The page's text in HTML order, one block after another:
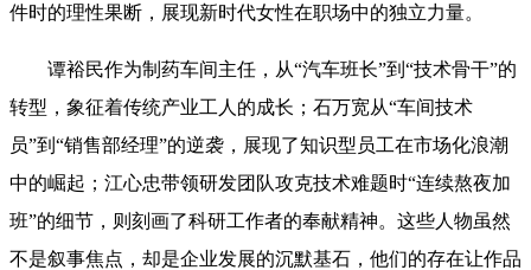
件时的理性果断，展现新时代女性在职场中的独立力量。
谭裕民作为制药车间主任，从“汽车班长”到“技术骨干”的
转型，象征着传统产业工人的成长；石万宽从“车间技术
员”到“销售部经理”的逆袭，展现了知识型员工在市场化浪潮
中的崛起；江心忠带领研发团队攻克技术难题时“连续熬夜加
班”的细节，则刻画了科研工作者的奉献精神。这些人物虽然
不是叙事焦点，却是企业发展的沉默基石，他们的存在让作品